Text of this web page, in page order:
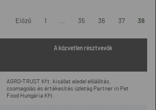
Előző 1 35 36 37 38
A közvetlen résztvevők
AGRO-TRUST Kft. kisállat eledel előállítás,
csomagolás és értékesítés üzletág Partner in Pet
Food Hungária Kft.